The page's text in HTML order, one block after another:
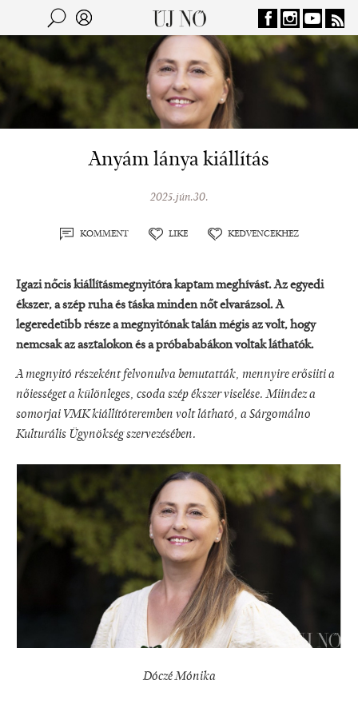
Jump to navigation
Kereső
Anyám lánya kiállítás
2025.jún.30.
KOMMENT LIKE KEDVENCEKHEZ
Igazi nőcis kiállításmegnyitóra kaptam meghívást. Az egyedi
ékszer, a szép ruha és táska minden nőt elvarázsol. A
legeredetibb része a megnyitónak talán mégis az volt, hogy
nemcsak az asztalokon és a próbababákon voltak láthatók.
A megnyitó részeként felvonulva bemutatták, mennyire erősiiti a
nőiességet a különleges, csoda szép ékszer viselése. Miindez a
somorjai VMK kiállítóteremben volt látható, a Sárgomálno
Kulturális Ügynökség szervezésében.
Dóczé Mónika